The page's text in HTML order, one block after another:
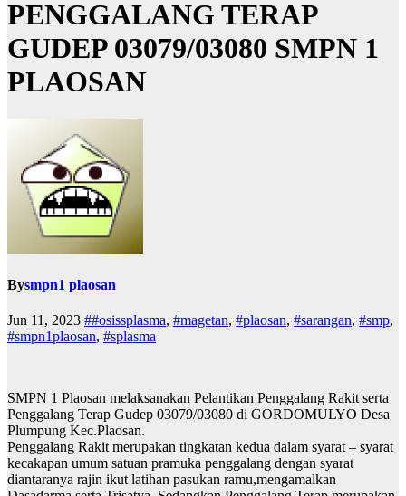
PENGGALANG TERAP
GUDEP 03079/03080 SMPN 1
PLAOSAN
Bysmpn1 plaosan
Jun 11, 2023 ##osissplasma, #magetan, #plaosan, #sarangan, #smp,
#smpn1plaosan, #splasma
SMPN 1 Plaosan melaksanakan Pelantikan Penggalang Rakit serta
Penggalang Terap Gudep 03079/03080 di GORDOMULYO Desa
Plumpung Kec.Plaosan.
Penggalang Rakit merupakan tingkatan kedua dalam syarat – syarat
kecakapan umum satuan pramuka penggalang dengan syarat
diantaranya rajin ikut latihan pasukan ramu,mengamalkan